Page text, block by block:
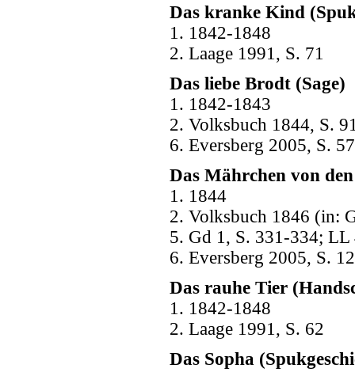
Das kranke Kind
1. 1842-1848
2. Laage 1991, S. 71
Das liebe Brodt (Sage)
1. 1842-1843
2. Volksbuch 1844, S.
6. Eversberg 2005, S. 57
Das Mährchen von
1. 1844
2. Volksbuch 1846 (in:
5. Gd 1, S. 331-334; LL
6. Eversberg 2005, S.
Das rauhe Tier
1. 1842-1848
2. Laage 1991, S. 62
Das Sopha